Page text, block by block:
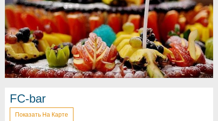
FC-bar
Показать На Карте